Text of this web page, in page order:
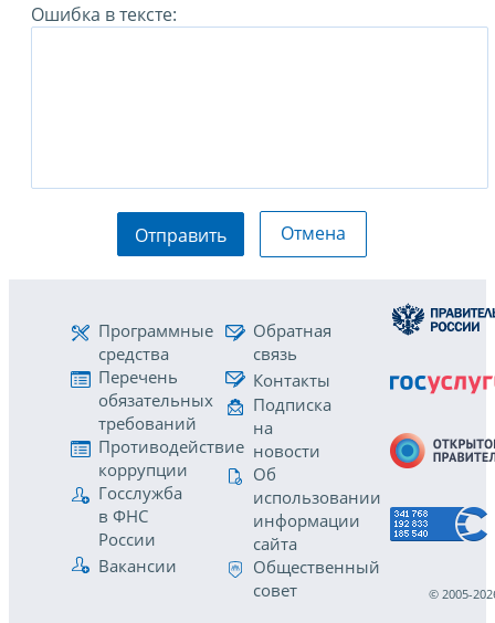
Ошибка в тексте:
Отправить Отмена
Программные
средства
Перечень
обязательных
требований
Противодействие
коррупции
Госслужба
в ФНС
России
Вакансии
Обратная
связь
Контакты
Подписка
на
новости
Об
использовании
информации
сайта
Общественный
совет
© 2005-